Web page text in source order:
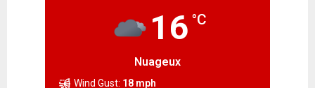
16 °C
Nuageux
Wind Gust: 18 mph